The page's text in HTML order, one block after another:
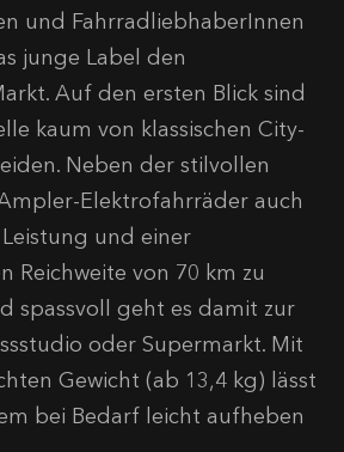
und FahrradliebhaberInnen
junge Label den
Auf den ersten Blick sind
kaum von klassischen City-
Neben der stilvollen
Elektrofahrräder auch
und einer
Reichweite von 70 km zu
spassvoll geht es damit zur
oder Supermarkt. Mit
Gewicht (ab 13,4 kg) lässt
bei Bedarf leicht aufheben